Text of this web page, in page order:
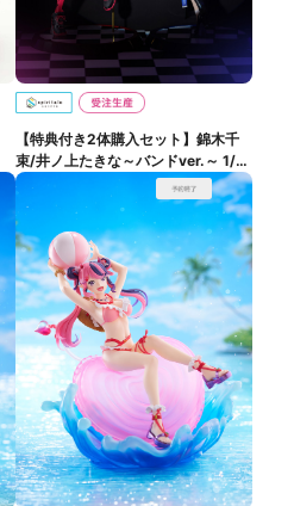
【特典付き2体購入セット】錦木千
束/井ノ上たきな～バンドver.～ 1/7
スケールフィギュア